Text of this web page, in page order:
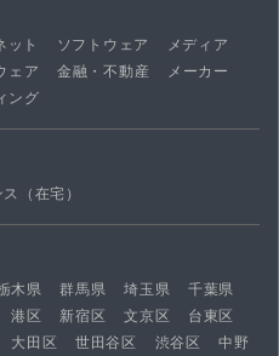
ット ソフトウェア
メディア
ェア 金融・不動産
メーカー
ング
（在宅）
木県 群馬県 埼玉県
千葉県
港区 新宿区 文京区
台東区
大田区 世田谷区 渋谷区
中野